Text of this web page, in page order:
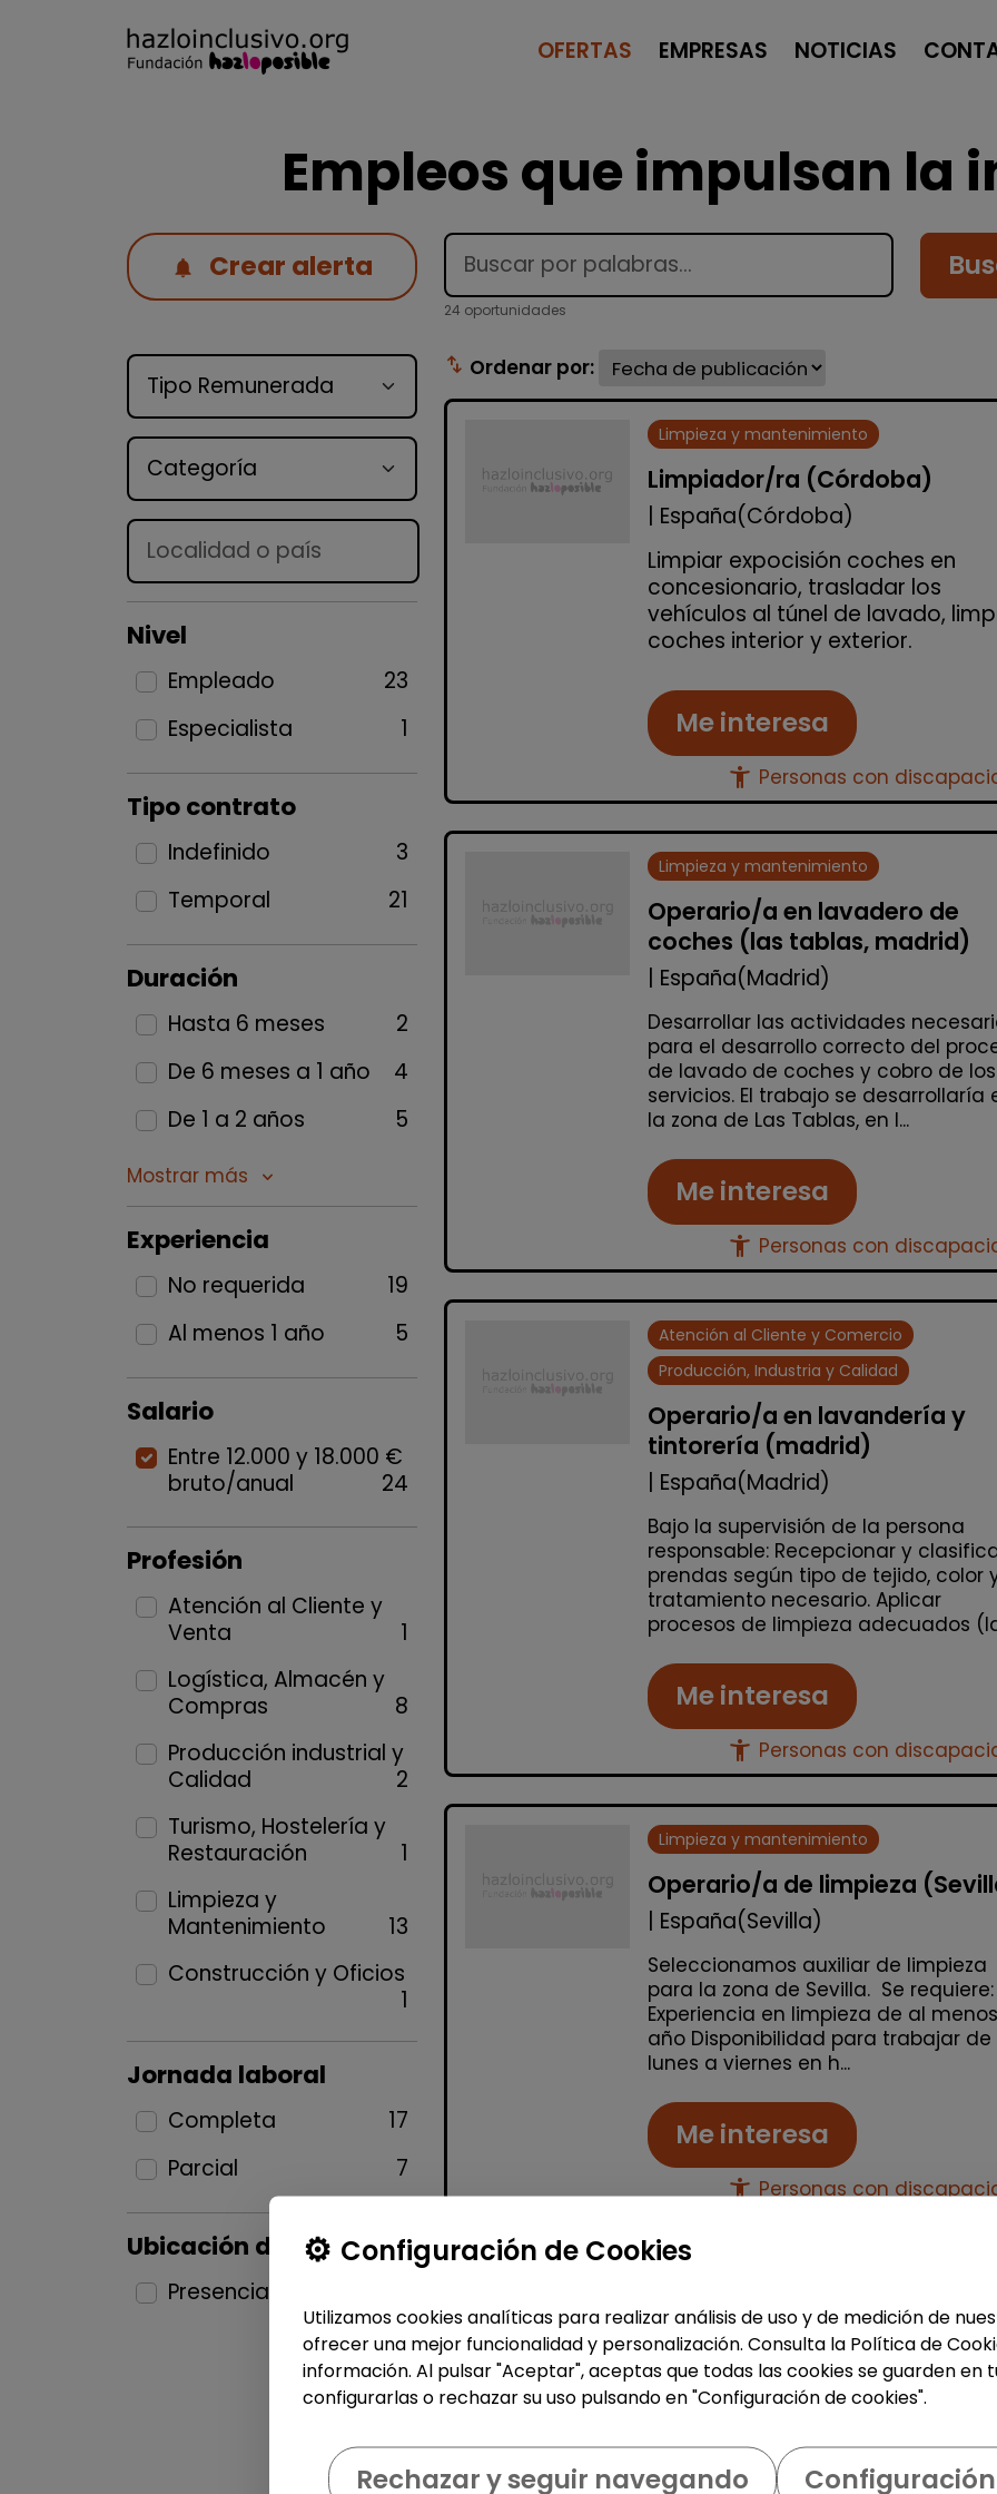
OFERTAS EMPRESAS NOTICIAS
Empleos que impulsan la
Crear alerta
Tipo de oferta
Categoría
Lugar
Nivel
Empleado
23
Especialista
1
Tipo contrato
Indefinido
3
Temporal
21
Duración
Hasta 6 meses
2
De 6 meses a 1 año
4
De 1 a 2 años
5
Mostrar más keyboard_arrow_down
Experiencia
No requerida
19
Al menos 1 año
5
Salario
Entre 12.000 y 18.000 €
bruto/anual
24
Profesión
Atención al Cliente y
Venta
1
Logística, Almacén y
Compras
8
Producción industrial y
Calidad
2
Turismo, Hostelería y
Restauración
1
Limpieza y
Mantenimiento
13
Construcción y Oficios
1
Jornada laboral
Completa
17
Parcial
7
Ubicación del puesto
Presencial
24 oportunidades
swap_vert Ordenar por:
Limpieza y mantenimiento
Limpiador/ra (Córdoba)
| España(Córdoba)
Limpiar expocisión coches en
concesionario, trasladar los
vehículos al túnel de lavado,
coches interior y exterior.
Me interesa
accessibility_new Personas con
Limpieza y mantenimiento
Operario/a en lavadero de
coches (las tablas, madrid)
| España(Madrid)
Desarrollar las actividades
para el desarrollo correcto del
de lavado de coches y cobro de los
servicios. El trabajo se desarrollaría
la zona de Las Tablas, en l...
Me interesa
accessibility_new Personas con
Atención al Cliente y Comercio
Producción, Industria y Calidad
Operario/a en lavandería y
tintorería (madrid)
| España(Madrid)
Bajo la supervisión de la persona
responsable: Recepcionar y
prendas según tipo de tejido, color
tratamiento necesario. Aplicar
procesos de limpieza adecuados
Me interesa
accessibility_new Personas con
Limpieza y mantenimiento
Operario/a de limpieza
| España(Sevilla)
Seleccionamos auxiliar de limpieza
para la zona de Sevilla. Se requiere:
Experiencia en limpieza de al
año Disponibilidad para trabajar de
lunes a viernes en h...
Me interesa
accessibility_newPersonas con
Producción, Industria y Calidad
Operario/a de producción
(Azuqueca de Henares)
OPERARIOS/AS DE PRODUCCIÓN
Configuración de Cookies
Utilizamos cookies analíticas para realizar análisis de uso y de medición de
ofrecer una mejor funcionalidad y personalización. Consulta la Política de
información. Al pulsar "Aceptar", aceptas que todas las cookies se guarden en
configurarlas o rechazar su uso pulsando en "Configuración de cookies".
Rechazar y seguir navegando